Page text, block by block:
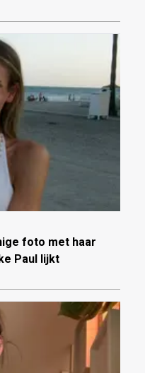
foto met haar
Paul lijkt